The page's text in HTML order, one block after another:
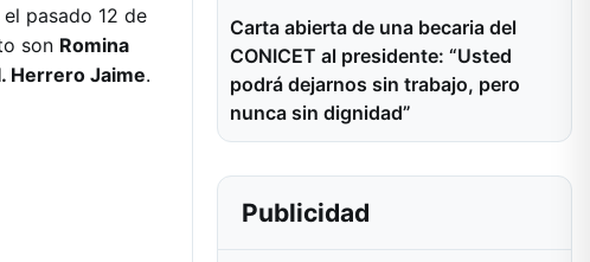
el pasado 12 de
son Romina
Herrero Jaime.
Carta abierta de una becaria del
CONICET al presidente: “Usted
podrá dejarnos sin trabajo, pero
nunca sin dignidad”
Publicidad